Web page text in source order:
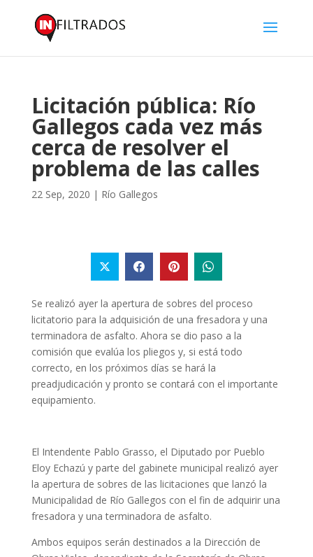
Licitación pública: Río
Gallegos cada vez más
cerca de resolver el
problema de las calles
22 Sep, 2020 | Río Gallegos
Se realizó ayer la apertura de sobres del proceso
licitatorio para la adquisición de una fresadora y una
terminadora de asfalto. Ahora se dio paso a la
comisión que evalúa los pliegos y, si está todo
correcto, en los próximos días se hará la
preadjudicación y pronto se contará con el importante
equipamiento.
El Intendente Pablo Grasso, el Diputado por Pueblo
Eloy Echazú y parte del gabinete municipal realizó ayer
la apertura de sobres de las licitaciones que lanzó la
Municipalidad de Río Gallegos con el fin de adquirir una
fresadora y una terminadora de asfalto.
Ambos equipos serán destinados a la Dirección de